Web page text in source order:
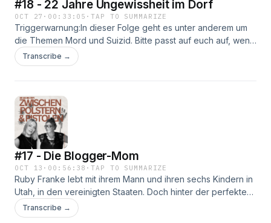
#18 - 22 Jahre Ungewissheit im Dorf
OCT 27 · 00:33:05 ·TAP TO SUMMARIZE
Triggerwarnung:In dieser Folge geht es unter anderem um
die Themen Mord und Suizid. Bitte passt auf euch auf, wenn
ihr diese Folge hört.Ein kleines Dorf am Rande des
Sauerlandes in NRW. Eine Aufstiegsfeier, ein Mord an einer
Dorf, aber sein Schweigen hat nach 22 Jahren ein
Ende.Folgt uns auch gerne bei Instagram
@zwischenpolsterundpistolen
Transcribe →
#17 - Die Blogger-Mom
OCT 13 · 00:56:38 ·TAP TO SUMMARIZE
Ruby Franke lebt mit ihrem Mann und ihren sechs Kindern in
Utah, in den vereinigten Staaten. Doch hinter der perfekten
Welt der sogenannten Blogger-Mom ist nichts so wie es
scheint.Mehr zu uns und unseren Fällen gibt es bei
Transcribe →